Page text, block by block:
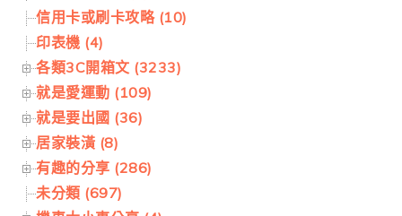
信用卡或刷卡攻略 (10)
印表機 (4)
各類3C開箱文 (3233)
就是愛運動 (109)
就是要出國 (36)
居家裝潢 (8)
有趣的分享 (286)
未分類 (697)